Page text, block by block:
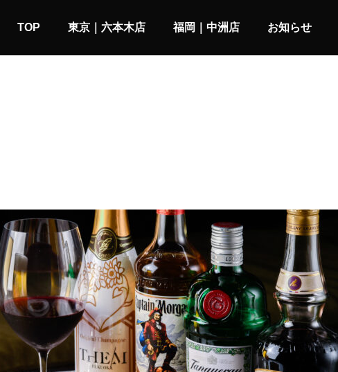
TOP 東京｜六本木店 福岡｜中洲店 お知らせ